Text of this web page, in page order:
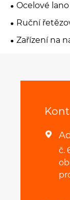
Ocelové
Ruční
Zařízení na

č.